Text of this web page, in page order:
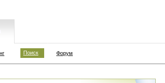
Поиск Форум